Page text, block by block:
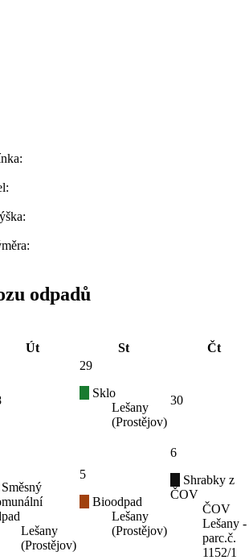
odpadů
Út St
Čt
29
Sklo
Lešany
(Prostějov)
30
Směsný
Lešany
(Prostějov)
5
Bioodpad
Lešany
(Prostějov)
6
Shrabky z
ČOV
ČOV
Lešany -
parc.č.
1152/1